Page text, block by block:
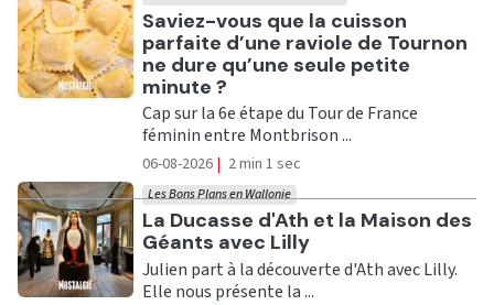
Ecouter
Saviez-vous que la cuisson
parfaite d’une raviole de Tournon
ne dure qu’une seule petite
minute ?
Cap sur la 6e étape du Tour de France
féminin entre Montbrison ...
06-08-2026 | 2 min 1 sec
Ecouter
La Ducasse d'Ath et la Maison des
Géants avec Lilly
Les Bons Plans en Wallonie
Julien part à la découverte d'Ath avec Lilly.
Elle nous présente la ...